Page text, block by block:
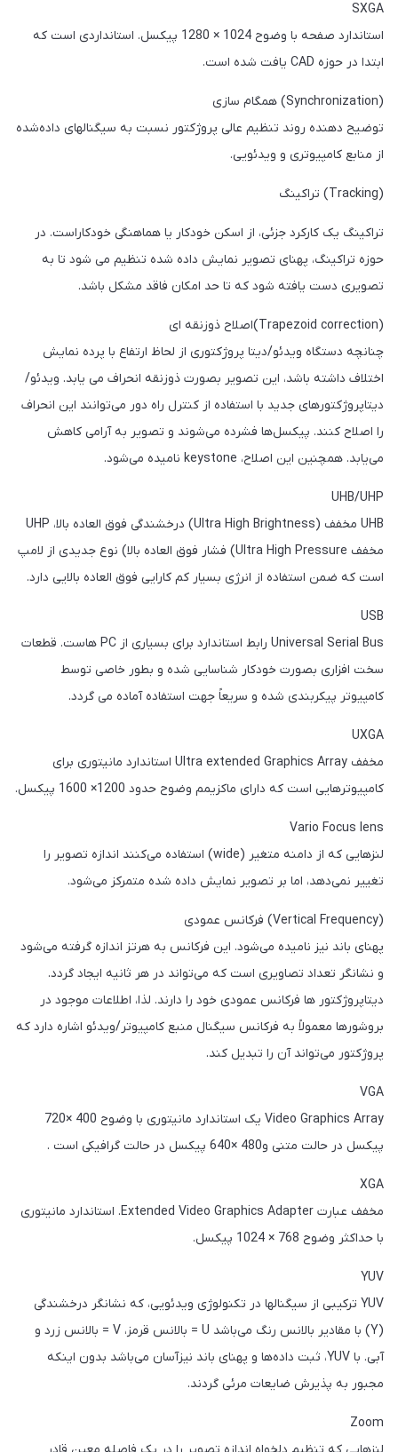
SXGA
استاندارد صفحه با وضوح 1024 × 1280 پیکسل. استانداردی است که
ابتدا در حوزه CAD یافت شده است.
(Synchronization) همگام سازی
توضیح دهنده روند تنظیم عالی پروژکتور نسبت به سیگنالهای داده‌شده
از منابع کامپیوتری و ویدئویی.
(Tracking) تراکینگ
تراکینگ یک کارکرد جزئی، از اسکن خودکار یا هماهنگی خودکاراست. در
حوزه تراکینگ، پهنای تصویر نمایش داده شده تنظیم می شود تا به
تصویری دست یافته شود که تا حد امکان فاقد مشکل باشد.
(Trapezoid correction)اصلاح ذوزنقه ای
چنانچه دستگاه ویدئو/دیتا پروژکتوری از لحاظ ارتفاع با پرده نمایش
اختلاف داشته باشد، این تصویر بصورت ذوزنقه انحراف می یابد. ویدئو/
دیتاپروژکتورهای جدید با استفاده از کنترل راه دور می‌توانند این انحراف
را اصلاح کنند. پیکسل‌ها فشرده می‌شوند و تصویر به آرامی کاهش
می‌یابد. همچنین این اصلاح، keystone نامیده می‌شود.
UHB/UHP
UHB مخفف (Ultra High Brightness) درخشندگی فوق العاده بالا، UHP
مخفف Ultra High Pressure) فشار فوق العاده بالا) نوع جدیدی از لامپ
است که ضمن استفاده از انرژی بسیار کم کارایی فوق العاده بالایی دارد.
USB
Universal Serial Bus رابط استاندارد برای بسیاری از PC هاست. قطعات
سخت افزاری بصورت خودکار شناسایی شده و بطور خاصی توسط
کامپیوتر پیکربندی شده و سریعاً جهت استفاده آماده می گردد.
UXGA
مخفف Ultra extended Graphics Array استاندارد مانیتوری برای
کامپیوترهایی است که دارای ماکزیمم وضوح حدود 1200× 1600 پیکسل.
Vario Focus lens
لنزهایی که از دامنه متغیر (wide) استفاده می‌کنند اندازه تصویر را
تغییر نمی‌دهد، اما بر تصویر نمایش داده شده متمرکز می‌شود.
(Vertical Frequency) فرکانس عمودی
پهنای باند نیز نامیده می‌شود. این فرکانس به هرتز اندازه گرفته می‌شود
و نشانگر تعداد تصاویری است که می‌تواند در هر ثانیه ایجاد گردد.
دیتاپروژکتور ها فرکانس عمودی خود را دارند. لذا، اطلاعات موجود در
بروشورها معمولاً به فرکانس سیگنال منبع کامپیوتر/ویدئو اشاره دارد که
پروژکتور می‌تواند آن را تبدیل کند.
VGA
Video Graphics Array یک استاندارد مانیتوری با وضوح 400 ×720
پیکسل در حالت متنی و480 ×640 پیکسل در حالت گرافیکی است .
XGA
مخفف عبارت Extended Video Graphics Adapter. استاندارد مانیتوری
با حداکثر وضوح 768 × 1024 پیکسل.
YUV
YUV ترکیبی از سیگنالها در تکنولوژی ویدئویی، که نشانگر درخشندگی
(Y) با مقادیر بالانس رنگ می‌باشد U = بالانس قرمز، V = بالانس زرد و
آبی. با YUV، ثبت داده‌ها و پهنای باند نیزآسان می‌باشد بدون اینکه
مجبور به پذیرش ضایعات مرئی گردند.
Zoom